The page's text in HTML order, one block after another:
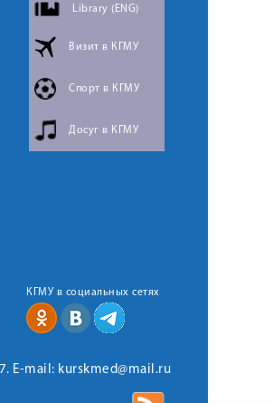
Library (ENG)
Визит в КГМУ
Спорт в КГМУ
Досуг в КГМУ
КГМУ в социальных сетях
E-mail: kurskmed@mail.ru